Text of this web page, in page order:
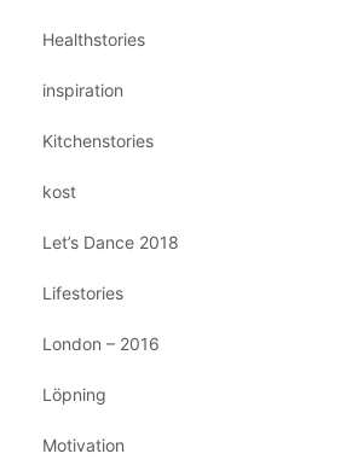
Healthstories
inspiration
Kitchenstories
kost
Let’s Dance 2018
Lifestories
London – 2016
Löpning
Motivation